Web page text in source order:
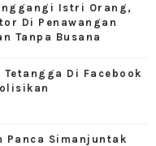
Istri Orang,
Di Penawangan
Tanpa Busana
Tetangga Di Facebook
Panca Simanjuntak